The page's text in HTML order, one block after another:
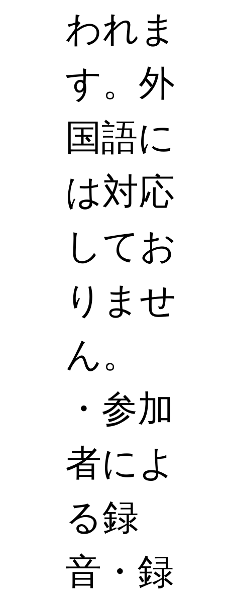
われま
す。外
国語に
は対応
してお
りませ
ん。
・参加
者によ
る録
音・録